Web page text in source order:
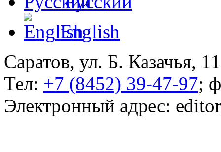
English
Саратов, ул. Б. Казачья,
Тел: +7 (8452) 39-47-97;
Электронный адрес: